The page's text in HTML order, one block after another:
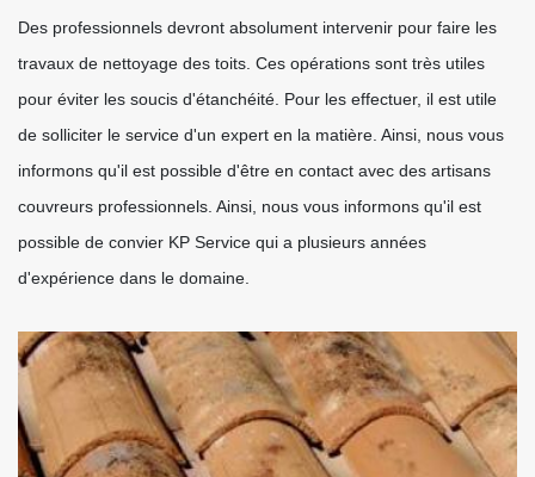
Des professionnels devront absolument intervenir pour faire les
travaux de nettoyage des toits. Ces opérations sont très utiles
pour éviter les soucis d'étanchéité. Pour les effectuer, il est utile
de solliciter le service d'un expert en la matière. Ainsi, nous vous
informons qu'il est possible d'être en contact avec des artisans
couvreurs professionnels. Ainsi, nous vous informons qu'il est
possible de convier KP Service qui a plusieurs années
d'expérience dans le domaine.